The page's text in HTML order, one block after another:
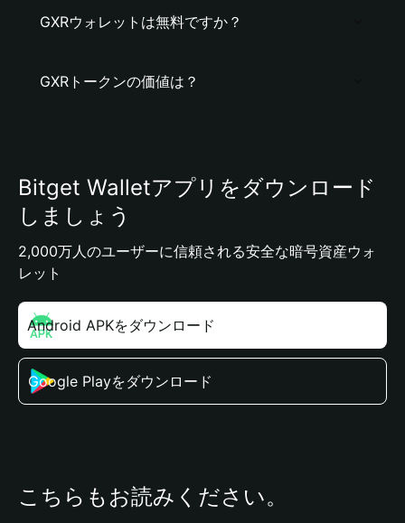
GXRウォレットは無料ですか？
GXRトークンの価値は？
Bitget Walletアプリをダウンロード
しましょう
2,000万人のユーザーに信頼される安全な暗号資産ウォ
レット
Android APKをダウンロード
Google Playをダウンロード
こちらもお読みください。